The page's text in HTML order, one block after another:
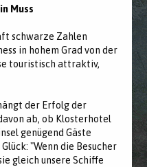
Muss
schwarze Zahlen
in hohem Grad von der
touristisch attraktiv,
der Erfolg der
ab, ob Klosterhotel
genügend Gäste
"Wenn die Besucher
gleich unsere Schiffe